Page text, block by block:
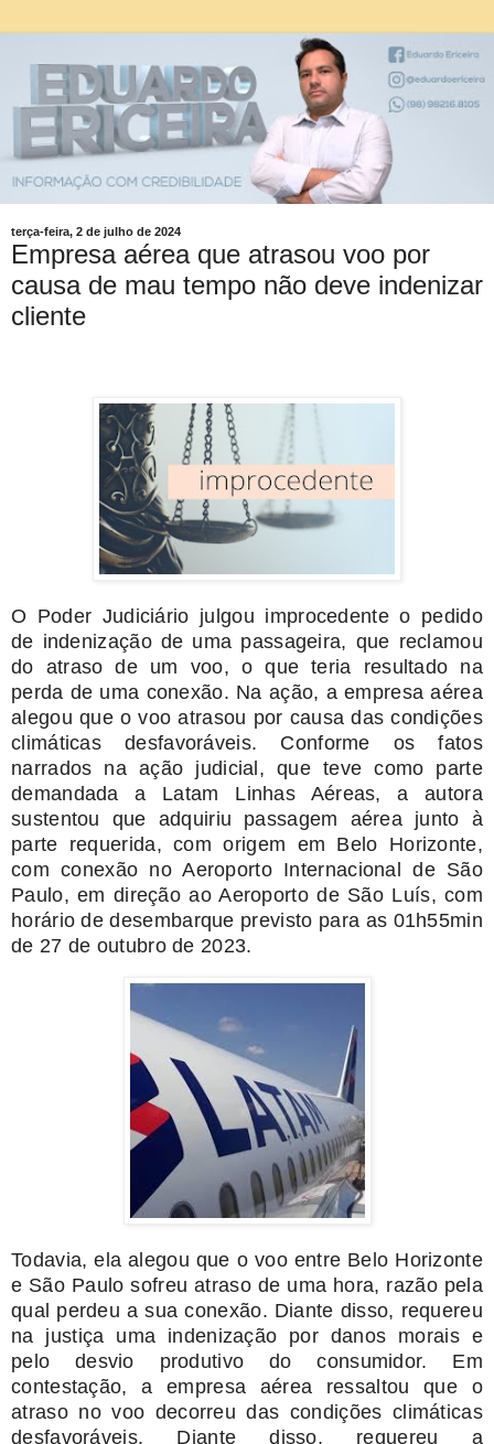
terça-feira, 2 de julho de 2024
Empresa aérea que atrasou voo por
causa de mau tempo não deve indenizar
cliente
O Poder Judiciário julgou improcedente o pedido
de indenização de uma passageira, que reclamou
do atraso de um voo, o que teria resultado na
perda de uma conexão. Na ação, a empresa aérea
alegou que o voo atrasou por causa das condições
climáticas desfavoráveis. Conforme os fatos
narrados na ação judicial, que teve como parte
demandada a Latam Linhas Aéreas, a autora
sustentou que adquiriu passagem aérea junto à
parte requerida, com origem em Belo Horizonte,
com conexão no Aeroporto Internacional de São
Paulo, em direção ao Aeroporto de São Luís, com
horário de desembarque previsto para as 01h55min
de 27 de outubro de 2023.
Todavia, ela alegou que o voo entre Belo Horizonte
e São Paulo sofreu atraso de uma hora, razão pela
qual perdeu a sua conexão. Diante disso, requereu
na justiça uma indenização por danos morais e
pelo desvio produtivo do consumidor. Em
contestação, a empresa aérea ressaltou que o
atraso no voo decorreu das condições climáticas
desfavoráveis. Diante disso, requereu a